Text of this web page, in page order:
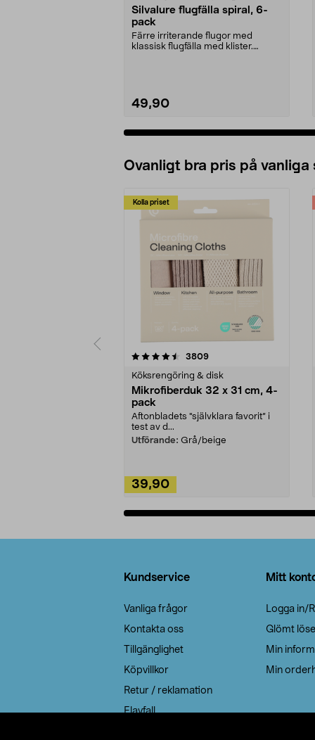
Silvalure flugfälla spiral, 6-
pack
Färre irriterande flugor med
klassisk flugfälla med klister.
49,90
Ovanligt bra pris på vanliga
Kolla priset
3809recensioner
Köksrengöring & disk
Mikrofiberduk 32 x 31 cm, 4-
pack
Aftonbladets "självklara favorit” i
test av d...
Utförande: Grå/beige
39,90
4.0av 5 stjärnor
Kundservice
Vanliga frågor
Kontakta oss
Tillgänglighet
Köpvillkor
Retur / reklamation
Elavfall
Mitt
Logga in/
Glömt
Min
Min